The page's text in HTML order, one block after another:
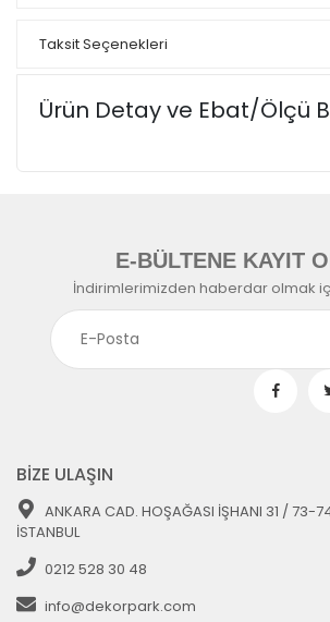
Taksit Seçenekleri
Ürün Detay ve Ebat/Ölçü
E-BÜLTENE KAYIT
İndirimlerimizden haberdar olmak
BİZE ULAŞIN
ANKARA CAD. HOŞAĞASI İŞHANI 31 / 73-
İSTANBUL
0212 528 30 48
info@dekorpark.com